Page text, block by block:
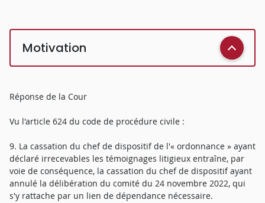
Motivation
Réponse de la Cour
Vu l'article 624 du code de procédure civile :
9. La cassation du chef de dispositif de l'« ordonnance » ayant
déclaré irrecevables les témoignages litigieux entraîne, par
voie de conséquence, la cassation du chef de dispositif ayant
annulé la délibération du comité du 24 novembre 2022, qui
s'y rattache par un lien de dépendance nécessaire.